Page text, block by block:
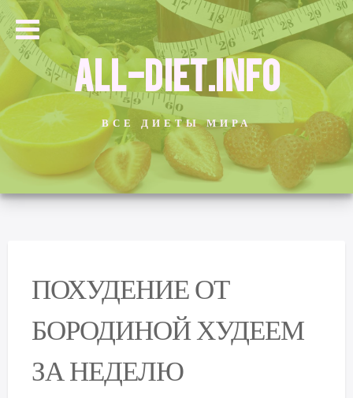
ALL-DIET.INFO
ВСЕ ДИЕТЫ МИРА
ПОХУДЕНИЕ ОТ
БОРОДИНОЙ ХУДЕЕМ
ЗА НЕДЕЛЮ